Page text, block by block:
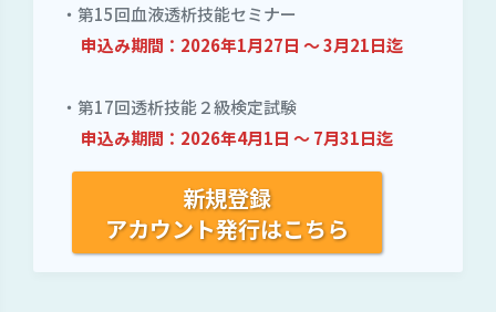
・第15回血液透析技能セミナー
申込み期間： 2026年1月27日 ～3月21日迄
・第17回透析技能２級検定試験
申込み期間：2026年4月1日 ～ 7月31日迄
新規登録
アカウント発行はこちら